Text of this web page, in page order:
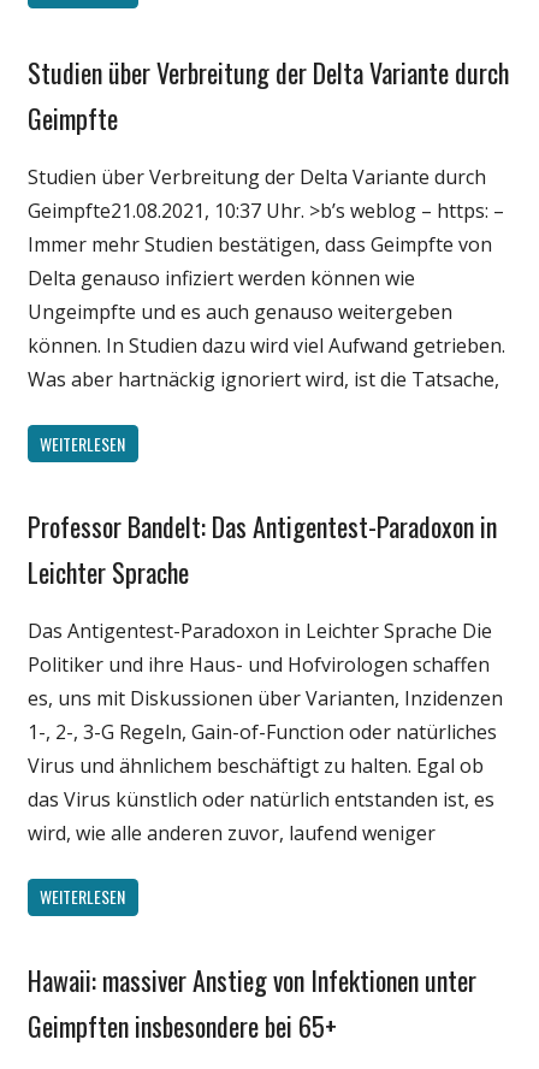
Gesellschaft
Medien
Politik
Wirtschaft
Wissenschaft
Studien über Verbreitung der Delta Variante durch
Geimpfte
Studien über Verbreitung der Delta Variante durch
Geimpfte21.08.2021, 10:37 Uhr. >b’s weblog – https: –
Immer mehr Studien bestätigen, dass Geimpfte von
Delta genauso infiziert werden können wie
Ungeimpfte und es auch genauso weitergeben
können. In Studien dazu wird viel Aufwand getrieben.
Was aber hartnäckig ignoriert wird, ist die Tatsache,
WEITERLESEN
Gesellschaft
Wirtschaft
Wissenschaft
Professor Bandelt: Das Antigentest-Paradoxon in
Leichter Sprache
Das Antigentest-Paradoxon in Leichter Sprache Die
Politiker und ihre Haus- und Hofvirologen schaffen
es, uns mit Diskussionen über Varianten, Inzidenzen
1-, 2-, 3-G Regeln, Gain-of-Function oder natürliches
Virus und ähnlichem beschäftigt zu halten. Egal ob
das Virus künstlich oder natürlich entstanden ist, es
wird, wie alle anderen zuvor, laufend weniger
WEITERLESEN
Gesellschaft
Politik
Hawaii: massiver Anstieg von Infektionen unter
Geimpften insbesondere bei 65+